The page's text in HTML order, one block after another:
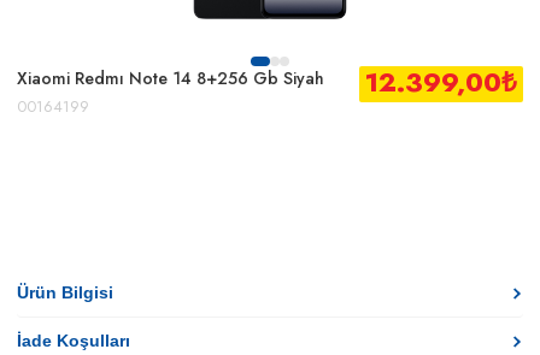
Xiaomi Redmı Note 14 8+256 Gb Siyah
00164199
12.399,00₺
Ürün Bilgisi
İade Koşulları